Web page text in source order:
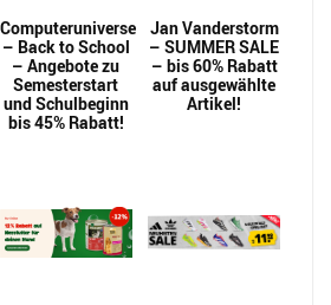
Computeruniverse
– Back to School
– Angebote zu
Semesterstart
und Schulbeginn
bis 45% Rabatt!
Jan Vanderstorm
– SUMMER SALE
– bis 60% Rabatt
auf ausgewählte
Artikel!